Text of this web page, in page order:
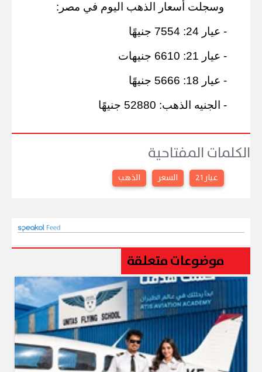
وسجلت أسعار الذهب اليوم في مصر:
- عيار 24: 7554 جنيهًا
- عيار 21: 6610 جنيهات
- عيار 18: 5666 جنيهًا
- الجنيه الذهب: 52880 جنيهًا
الكلمات المفتاحية
عيار 21 السعر الذهب
موضوعات متعلقة